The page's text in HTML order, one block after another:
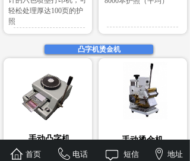
轻松处理厚达100页的护
照
手动烫金机
英文字母:A - Z
手动凸字机
凸字机烫金机
(1) 平面发热板，配合硅
首页 电话 短信 地址